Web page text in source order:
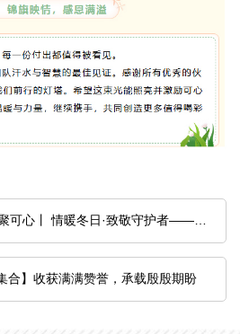
可心丨 情暖冬日·致敬守护者——2025第
合】收获满满赞誉，承载殷殷期盼